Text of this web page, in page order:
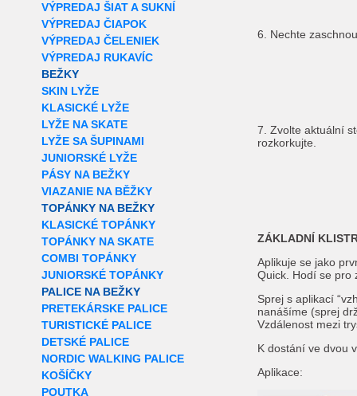
VÝPREDAJ ŠIAT A SUKNÍ
VÝPREDAJ ČIAPOK
VÝPREDAJ ČELENIEK
VÝPREDAJ RUKAVÍC
BEŽKY
SKIN LYŽE
KLASICKÉ LYŽE
LYŽE NA SKATE
LYŽE SA ŠUPINAMI
JUNIORSKÉ LYŽE
PÁSY NA BEŽKY
VIAZANIE NA BĚŽKY
TOPÁNKY NA BEŽKY
KLASICKÉ TOPÁNKY
TOPÁNKY NA SKATE
COMBI TOPÁNKY
JUNIORSKÉ TOPÁNKY
PALICE NA BEŽKY
PRETEKÁRSKE PALICE
TURISTICKÉ PALICE
DETSKÉ PALICE
NORDIC WALKING PALICE
KOŠÍČKY
POUTKA
6. Nechte
7. Zvolte aktuální
rozkorkujte.
ZÁKLADNÍ
Aplikuje se jako
Quick. Hodí se pro
Sprej s aplikací
nanášíme (sprej
Vzdálenost mezi
K dostání ve dvou
Aplikace: